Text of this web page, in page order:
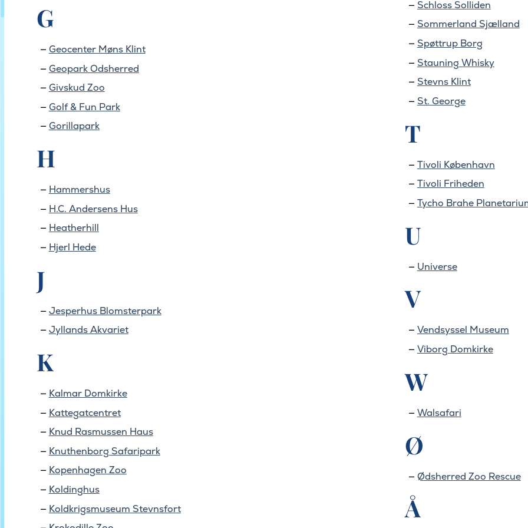
G
Geocenter Møns Klint
Geopark Odsherred
Givskud Zoo
Golf & Fun Park
Gorillapark
H
Hammershus
H.C. Andersens Hus
Heatherhill
Hjerl Hede
J
Jesperhus Blomsterpark
Jyllands Akvariet
K
Kalmar Domkirke
Kattegatcentret
Knud Rasmussen Haus
Knuthenborg Safaripark
Kopenhagen Zoo
Koldinghus
Koldkrigsmuseum Stevnsfort
Schloss Solliden
Sommerland Sjælland
Spøttrup Borg
Stauning Whisky
Stevns Klint
St. George
T
Tivoli København
Tivoli Friheden
Tycho Brahe
U
Universe
V
Vendsyssel Museum
Viborg Domkirke
W
Walsafari
Ø
Ødsherred Zoo Rescue
Å